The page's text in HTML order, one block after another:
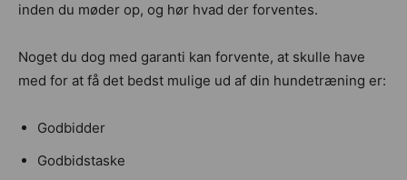
inden du møder op, og hør hvad der forventes.
Noget du dog med garanti kan forvente, at skulle have
med for at få det bedst mulige ud af din hundetræning er:
Godbidder
Godbidstaske